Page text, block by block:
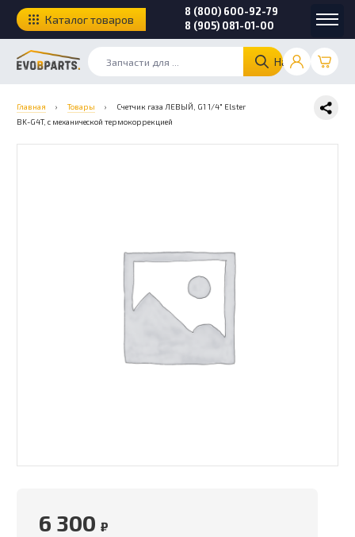
Найти
8 (800) 600-92-79
8 (905) 081-01-00
Каталог товаров
Главная › Товары ›
Счетчик газа ЛЕВЫЙ, G1 1/4″ Elster
BK-G4T, с механической термокоррекцией
6 300 ₽